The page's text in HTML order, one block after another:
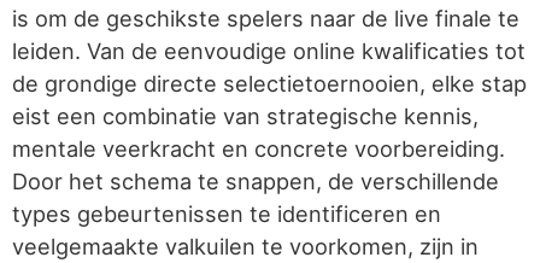
is om de geschikste spelers naar de live finale te
leiden. Van de eenvoudige online kwalificaties tot
de grondige directe selectietoernooien, elke stap
eist een combinatie van strategische kennis,
mentale veerkracht en concrete voorbereiding.
Door het schema te snappen, de verschillende
types gebeurtenissen te identificeren en
veelgemaakte valkuilen te voorkomen, zijn in